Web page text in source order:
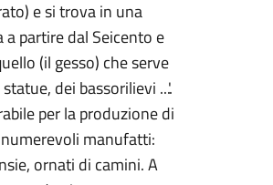
e si trova in una
partire dal Seicento e
(il gesso) che serve
dei bassorilievi ...'.
per la produzione di
manufatti:
ornati di camini. A